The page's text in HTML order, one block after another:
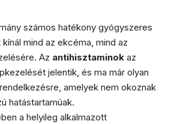
számos hatékony gyógyszeres
mind az ekcéma, mind az
Az antihisztaminok az
jelentik, és ma már olyan
amelyek nem okoznak
hatástartamúak.
a helyileg alkalmazott